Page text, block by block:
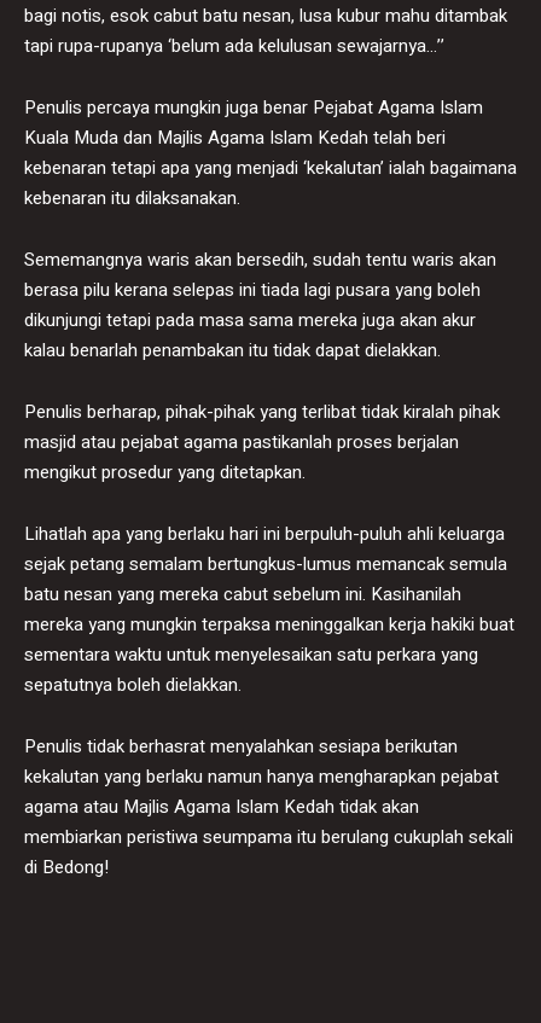
bagi notis, esok cabut batu nesan, lusa kubur mahu ditambak
tapi rupa-rupanya ‘belum ada kelulusan sewajarnya…’’
Penulis percaya mungkin juga benar Pejabat Agama Islam
Kuala Muda dan Majlis Agama Islam Kedah telah beri
kebenaran tetapi apa yang menjadi ‘kekalutan’ ialah bagaimana
kebenaran itu dilaksanakan.
Sememangnya waris akan bersedih, sudah tentu waris akan
berasa pilu kerana selepas ini tiada lagi pusara yang boleh
dikunjungi tetapi pada masa sama mereka juga akan akur
kalau benarlah penambakan itu tidak dapat dielakkan.
Penulis berharap, pihak-pihak yang terlibat tidak kiralah pihak
masjid atau pejabat agama pastikanlah proses berjalan
mengikut prosedur yang ditetapkan.
Lihatlah apa yang berlaku hari ini berpuluh-puluh ahli keluarga
sejak petang semalam bertungkus-lumus memancak semula
batu nesan yang mereka cabut sebelum ini. Kasihanilah
mereka yang mungkin terpaksa meninggalkan kerja hakiki buat
sementara waktu untuk menyelesaikan satu perkara yang
sepatutnya boleh dielakkan.
Penulis tidak berhasrat menyalahkan sesiapa berikutan
kekalutan yang berlaku namun hanya mengharapkan pejabat
agama atau Majlis Agama Islam Kedah tidak akan
membiarkan peristiwa seumpama itu berulang cukuplah sekali
di Bedong!